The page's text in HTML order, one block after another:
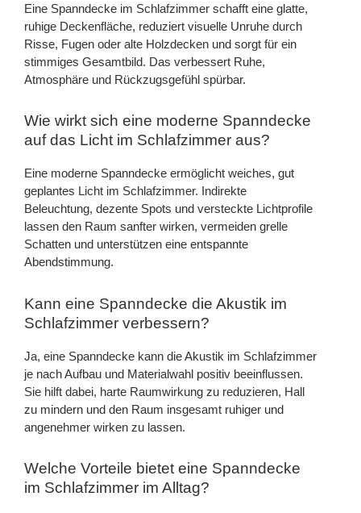
Eine Spanndecke im Schlafzimmer schafft eine glatte,
ruhige Deckenfläche, reduziert visuelle Unruhe durch
Risse, Fugen oder alte Holzdecken und sorgt für ein
stimmiges Gesamtbild. Das verbessert Ruhe,
Atmosphäre und Rückzugsgefühl spürbar.
Wie wirkt sich eine moderne Spanndecke
auf das Licht im Schlafzimmer aus?
Eine moderne Spanndecke ermöglicht weiches, gut
geplantes Licht im Schlafzimmer. Indirekte
Beleuchtung, dezente Spots und versteckte Lichtprofile
lassen den Raum sanfter wirken, vermeiden grelle
Schatten und unterstützen eine entspannte
Abendstimmung.
Kann eine Spanndecke die Akustik im
Schlafzimmer verbessern?
Ja, eine Spanndecke kann die Akustik im Schlafzimmer
je nach Aufbau und Materialwahl positiv beeinflussen.
Sie hilft dabei, harte Raumwirkung zu reduzieren, Hall
zu mindern und den Raum insgesamt ruhiger und
angenehmer wirken zu lassen.
Welche Vorteile bietet eine Spanndecke
im Schlafzimmer im Alltag?